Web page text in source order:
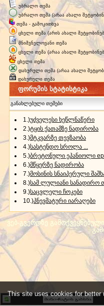
უბრალო თემა
უბრალო თემა (არაა ახალი
თემა - გამოკითხვა
ცხელი თემა (არის ახალი
მნიშვნელოვანი თემა
ცხელი თემა (არაა ახალი
ცხელი თემა
დახურული თემა (არაა ახალი
დახურული თემა
ფორუმის სტატისტიკა
განახლებული თემები
1.)უძველესი ხეწლნაწერი
2.)ტყის ქათამზე ნადირობა
3.)მტკვარზე თევზაობა
4.)სასტენდო სროლა ...
5.)ბრეტონული ეპანიოლი
6.)მწყერზე ნადირობა
7.)მოსინის სნაიპერული
8.)სამ ლულიანი სანადირო
9.)საცვლელი ჩოკები
10.)პნევმატური იარაღები
ვებ-გვერდზე
This site uses cookies for better